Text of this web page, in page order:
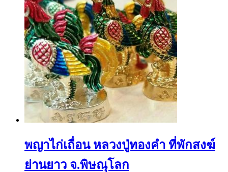
พญาไก่เถื่อน หลวงปู่ทองคำ ที่พักสงฆ์
ย่านยาว จ.พิษณุโลก